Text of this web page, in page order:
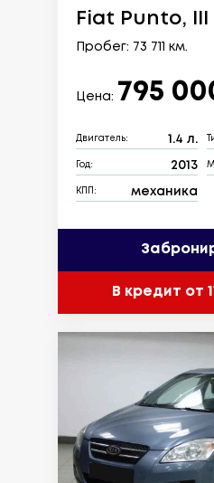
Fiat Punto,
Пробег: 73 711 км.
Цена: 795
Двигатель: 1.4 л.
Год: 2013
КПП: механика
В кредит от